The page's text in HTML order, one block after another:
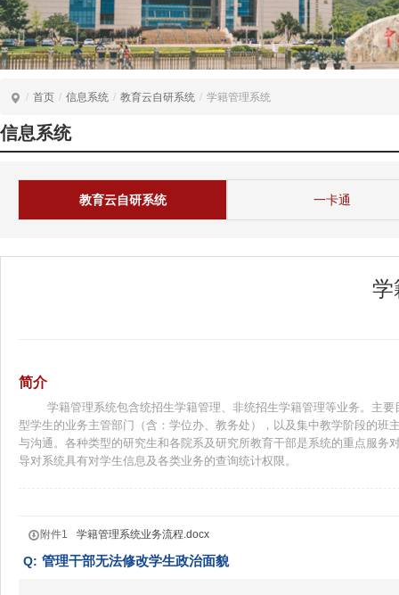
/ 首页 / 信息系统 / 教育云自研系统 / 学籍管理系统
信息系统
教育云自研系统 一卡通
学
简介
学籍管理系统包含统招生学籍管理、非统招生学籍管理等业务。主
型学生的业务主管部门（含：学位办、教务处），以及集中教学阶段的
与沟通。各种类型的研究生和各院系及研究所教育干部是系统的重点服
导对系统具有对学生信息及各类业务的查询统计权限。
附件1 学籍管理系统业务流程.docx
Q: 管理干部无法修改学生政治面貌